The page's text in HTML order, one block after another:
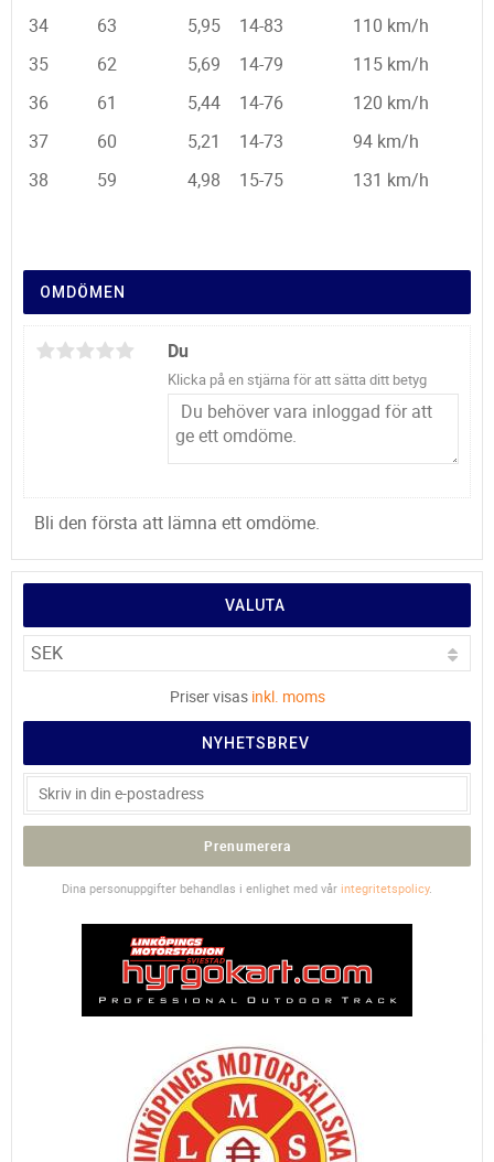
34
63 5,95 14-83
110 km/h
35
62 5,69 14-79
115 km/h
36
61 5,44 14-76
120 km/h
37
60 5,21 14-73
94 km/h
38
59 4,98 15-75 131 km/h
OMDÖMEN
Du
Klicka på en stjärna för att sätta ditt betyg
Bli den första att lämna ett omdöme.
VALUTA
Priser visas inkl. moms
NYHETSBREV
Prenumerera
Dina personuppgifter behandlas i enlighet med vår integritetspolicy.